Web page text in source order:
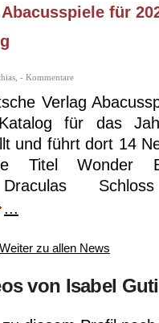
für
- Kommentare
Verlag
für das
und führt dort 14
Titel Wonder
...
Weiter zu allen News
von Isabel